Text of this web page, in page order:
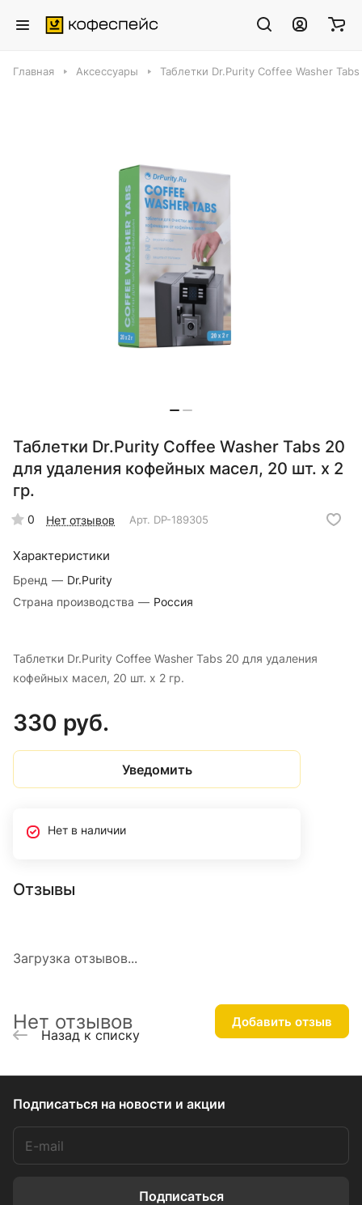
Главная Аксессуары Таблетки Dr.Purity Coffee Washer
Таблетки Dr.Purity Coffee Washer Tabs 20
для удаления кофейных масел, 20 шт. х 2
гр.
0 Нет отзывов Арт. DP-189305
Характеристики
Бренд — Dr.Purity
Страна производства — Россия
Таблетки Dr.Purity Coffee Washer Tabs 20 для удаления
кофейных масел, 20 шт. х 2 гр.
330 руб.
Уведомить
Нет в наличии
Отзывы
Загрузка отзывов...
Нет отзывов Добавить отзыв
Назад к списку
Подписаться на новости и акции
Подписаться